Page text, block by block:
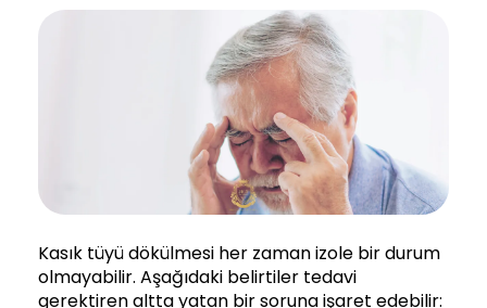
Kasık tüyü dökülmesi her zaman izole bir durum
olmayabilir. Aşağıdaki belirtiler tedavi
gerektiren altta yatan bir soruna işaret edebilir: